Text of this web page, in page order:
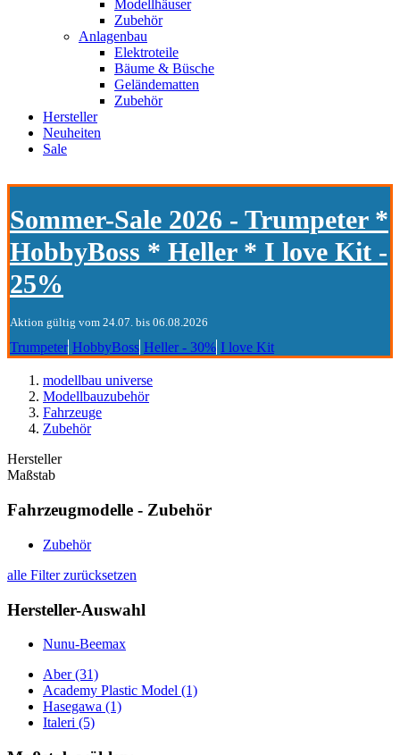
Modellhäuser
Zubehör
Anlagenbau
Elektroteile
Bäume & Büsche
Geländematten
Zubehör
Hersteller
Neuheiten
Sale
Sommer-Sale 2026 - Trumpeter *
HobbyBoss * Heller * I love Kit -
25%
Aktion gültig vom 24.07. bis 06.08.2026
Trumpeter HobbyBoss Heller - 30% I love Kit
modellbau universe
Modellbauzubehör
Fahrzeuge
Zubehör
Hersteller
Maßstab
Fahrzeugmodelle - Zubehör
Zubehör
alle Filter zurücksetzen
Hersteller-Auswahl
Nunu-Beemax
Aber(31)
Academy Plastic Model (1)
Hasegawa (1)
Italeri (5)